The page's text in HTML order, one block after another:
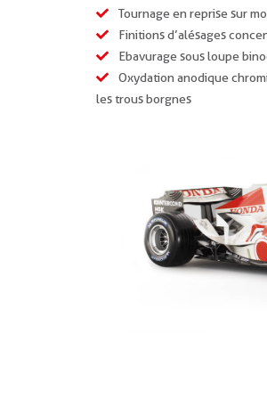
Tournage en reprise sur
Finitions d’alésages
Ebavurage sous loupe
Oxydation anodique
les trous borgnes